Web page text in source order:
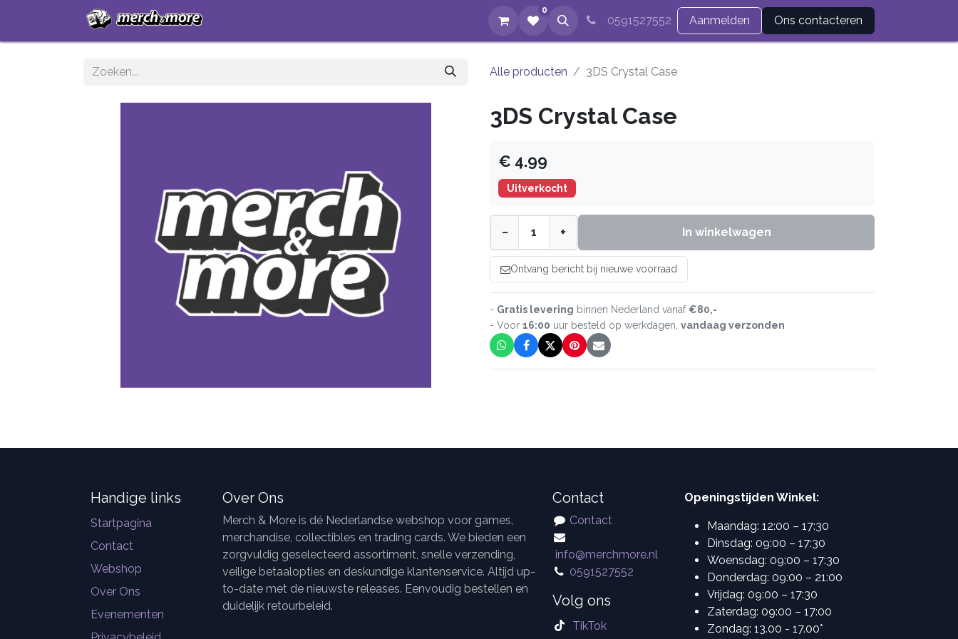
Over ons Reparaties
0
0591527552 Aanmelden Ons contacteren
Alle producten 3DS Crystal Case
3DS Crystal Case
€ 4.99
Uitverkocht
− + In winkelwagen
Ontvang bericht bij nieuwe voorraad
- Gratis levering binnen Nederland vanaf €80,-
- Voor 16:00 uur besteld op werkdagen, vandaag verzonden
Handige links
Startpagina
Contact
Webshop
Over Ons
Evenementen
Over Ons
Merch & More is dé Nederlandse webshop voor games,
merchandise, collectibles en trading cards. We bieden een
zorgvuldig geselecteerd assortiment, snelle verzending,
veilige betaalopties en deskundige klantenservice. Altijd up-
to-date met de nieuwste releases. Eenvoudig bestellen en
duidelijk retourbeleid.
Contact
Contact
info@merchmore.nl
0591527552
Volg ons
TikTok
Openingstijden Winkel:
Maandag: 12:00 – 17:30
Dinsdag: 09:00 – 17:30
Woensdag: 09:00 – 17:30
Donderdag: 09:00 – 21:00
Vrijdag: 09:00 – 17:30
Zaterdag: 09:00 – 17:00
Zondag: 13.00 - 17.00*